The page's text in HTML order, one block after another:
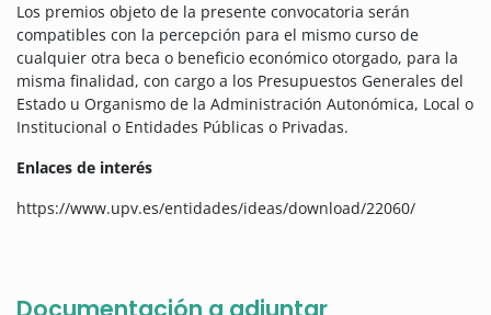
Los premios objeto de la presente convocatoria serán
compatibles con la percepción para el mismo curso de
cualquier otra beca o beneficio económico otorgado, para la
misma finalidad, con cargo a los Presupuestos Generales del
Estado u Organismo de la Administración Autonómica, Local o
Institucional o Entidades Públicas o Privadas.
Enlaces de interés
https://www.upv.es/entidades/ideas/download/22060/